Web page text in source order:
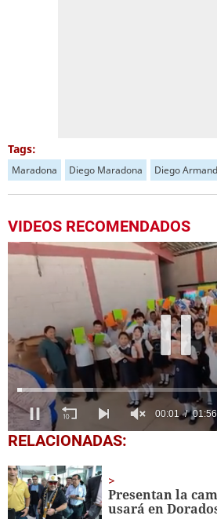
Tags:
Maradona Diego Maradona Diego
VIDEOS RECOMENDADOS
0
seconds
1
minute,
56
seconds
RELACIONADAS:
Presentan la
usará en